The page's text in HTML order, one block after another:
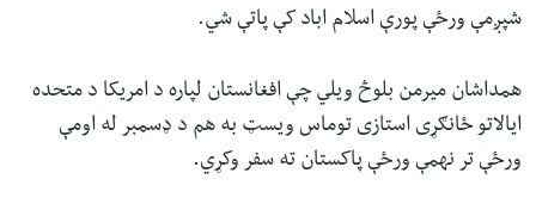
شپږمې ورځې پورې اسلام اباد کې پاتې شي.
همداشان میرمن بلوڅ ویلي چې افغانستان لپاره د امریکا د متحده
ایالاتو ځانګړی استازی توماس ویسټ به هم د ډسمبر له اومې
ورځې تر نهمې ورځې پاکستان ته سفر وکړي.